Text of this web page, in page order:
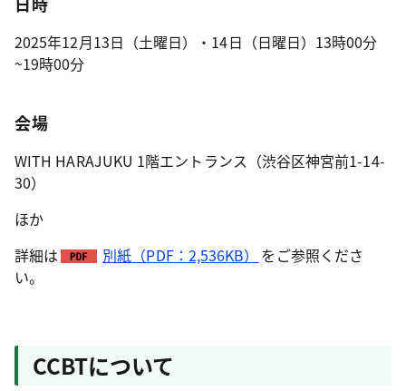
2025年12月13日（土曜日）・14日（日曜日）13時00分
~19時00分
会場
WITH HARAJUKU 1階エントランス（渋谷区神宮前1-14-
30）
ほか
詳細は
別紙（PDF：2,536KB）
をご参照くださ
い。
CCBTについて